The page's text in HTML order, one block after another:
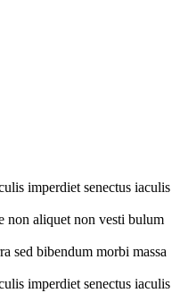
imperdiet senectus iaculis
non aliquet non vesti bulum
sed bibendum morbi massa
imperdiet senectus iaculis